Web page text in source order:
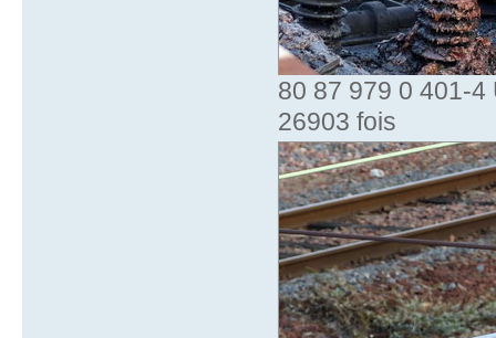
80 87 979 0 401-4
26903 fois